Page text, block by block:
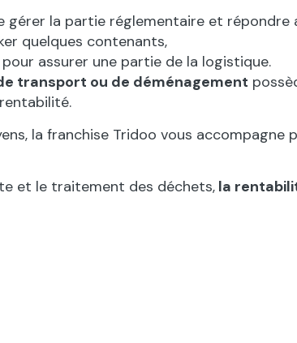
gérer la partie réglementaire et répondre
quelques contenants,
pour assurer une partie de la logistique.
transport ou de déménagement
la franchise Tridoo vous
et le traitement des déchets, la